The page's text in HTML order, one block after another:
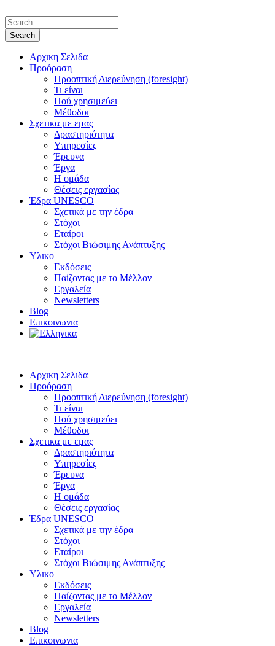
Αρχικη Σελιδα
Προόραση
Προοπτική Διερεύνηση (foresight)
Τι είναι
Πού χρησιμεύει
Μέθοδοι
Σχετικα με εμας
Δραστηριότητα
Υπηρεσίες
Έρευνα
Έργα
Η ομάδα
Θέσεις εργασίας
Έδρα UNESCO
Σχετικά με την έδρα
Στόχοι
Εταίροι
Στόχοι Βιώσιμης Ανάπτυξης
Υλικο
Εκδόσεις
Παίζοντας με το Μέλλον
Εργαλεία
Newsletters
Blog
Επικοινωνια
Αρχικη Σελιδα
Προόραση
Προοπτική Διερεύνηση (foresight)
Τι είναι
Πού χρησιμεύει
Μέθοδοι
Σχετικα με εμας
Δραστηριότητα
Υπηρεσίες
Έρευνα
Έργα
Η ομάδα
Θέσεις εργασίας
Έδρα UNESCO
Σχετικά με την έδρα
Στόχοι
Εταίροι
Στόχοι Βιώσιμης Ανάπτυξης
Υλικο
Εκδόσεις
Παίζοντας με το Μέλλον
Εργαλεία
Newsletters
Blog
Επικοινωνια